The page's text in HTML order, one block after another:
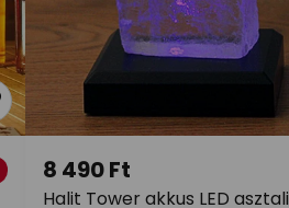
Halit Tower akkus LED asztali
8 490 Ft